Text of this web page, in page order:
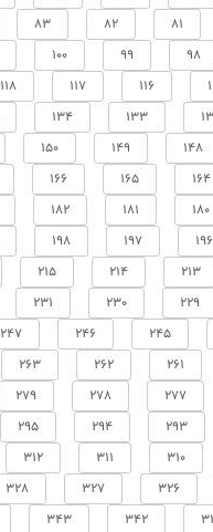
81
82
83
98
99
100
116
117
118
133
134
148
149
150
164
165
166
180
181
182
196
197
198
213
214
215
229
230
231
245
246
247
261
262
263
277
278
279
293
294
295
310
311
312
326
327
328
342
343